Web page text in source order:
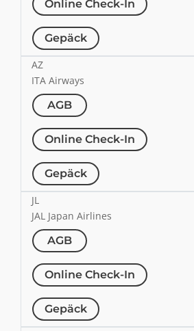
Online Check-In
Gepäck
AZ
ITA Airways
AGB
Online Check-In
Gepäck
JL
JAL Japan Airlines
AGB
Online Check-In
Gepäck